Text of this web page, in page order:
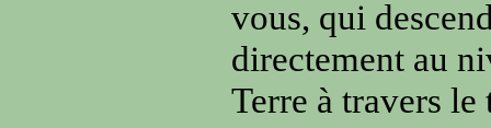
vous, qui
directement au
Terre à travers